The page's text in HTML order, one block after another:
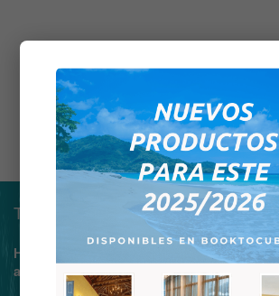
Teléfono de asistencia.
Horario de atención de 9:00
am a 7:00 pm